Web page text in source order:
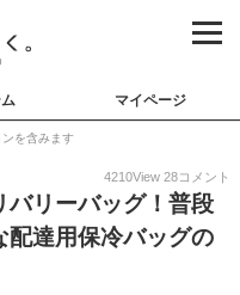
マイページ
を含みます
4210View 28コメント
バリーバッグ！普段
配達用保冷バッグの